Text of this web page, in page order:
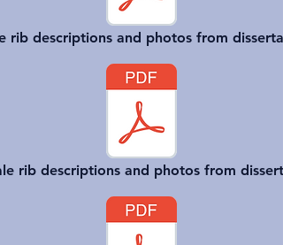
rib descriptions and photos from
rib descriptions and photos from